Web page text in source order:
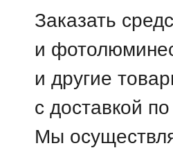
Заказать
и
и другие
с доставкой
Мы